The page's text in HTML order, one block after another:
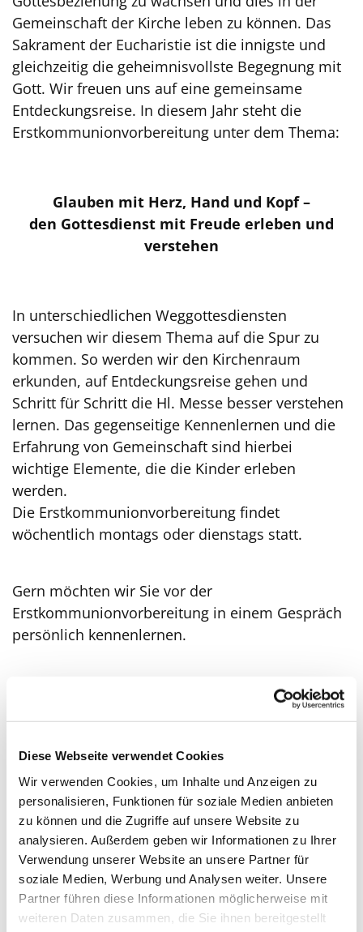
Diese Webseite verwendet Cookies
Wir verwenden Cookies, um Inhalte und Anzeigen zu
personalisieren, Funktionen für soziale Medien anbieten
zu können und die Zugriffe auf unsere Website zu
analysieren. Außerdem geben wir Informationen zu Ihrer
Verwendung unserer Website an unsere Partner für
soziale Medien, Werbung und Analysen weiter. Unsere
Partner führen diese Informationen möglicherweise mit
weiteren Daten zusammen, die Sie ihnen bereitgestellt
Gemeinschaft der Kirche leben zu können. Das
Sakrament der Eucharistie ist die innigste und
gleichzeitig die geheimnisvollste Begegnung mit
Gott. Wir freuen uns auf eine gemeinsame
Entdeckungsreise. In diesem Jahr steht die
Erstkommunionvorbereitung unter dem Thema:
Glauben mit Herz, Hand und Kopf –
den Gottesdienst mit Freude erleben und
verstehen
In unterschiedlichen Weggottesdiensten
versuchen wir diesem Thema auf die Spur zu
kommen. So werden wir den Kirchenraum
erkunden, auf Entdeckungsreise gehen und
Schritt für Schritt die Hl. Messe besser verstehen
lernen. Das gegenseitige Kennenlernen und die
Erfahrung von Gemeinschaft sind hierbei
wichtige Elemente, die die Kinder erleben
werden.
Die Erstkommunionvorbereitung findet
wöchentlich montags oder dienstags statt.
Gern möchten wir Sie vor der
Erstkommunionvorbereitung in einem Gespräch
persönlich kennenlernen.
Sie haben nun die Möglichkeit, Ihr Kindbis zum
anzumelden. Bitte tragen Sie Ihre
ein Anmeldegespräch im Zeitraum vom 14.-16.
September 2026 vereinbaren können. Wir
melden uns bei Ihnen telefonisch zurück.
Viele Grüße
Bernadette Heidekrüger & Michaela Lapawczyk